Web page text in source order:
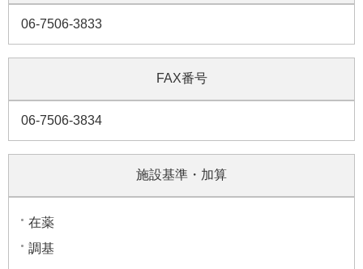
06-7506-3833
FAX番号
06-7506-3834
施設基準・加算
在薬
調基